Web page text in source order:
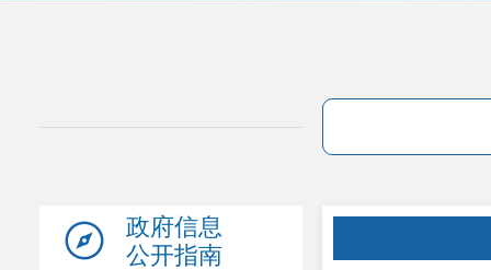
政府信息
公开指南